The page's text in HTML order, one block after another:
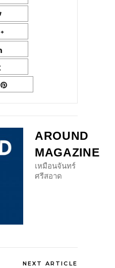
AROUND
MAGAZINE
เหมือนจันทร์
ศรีสอาด
NEXT ARTICLE